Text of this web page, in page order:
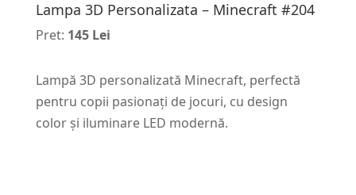
Lampa 3D Personalizata – Minecraft #204
Pret: 145 Lei
Lampă 3D personalizată Minecraft, perfectă
pentru copii pasionați de jocuri, cu design
color și iluminare LED modernă.